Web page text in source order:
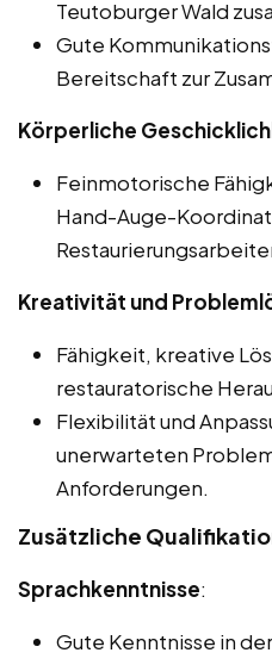
Teutoburger Wald
Gute
Bereitschaft zur
Körperliche
Feinmotorische
Hand-Auge-
Kreativität und
Fähigkeit, kreative
restauratorische
Flexibilität und
unerwarteten
Anforderungen.
Zusätzliche
Sprachkenntnisse:
Gute Kenntnisse in